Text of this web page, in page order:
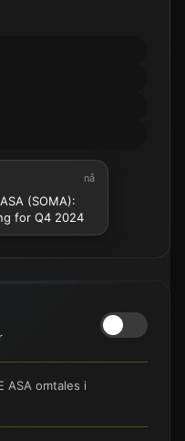
nå
(SOMA):
for Q4 2024
ASA omtales i